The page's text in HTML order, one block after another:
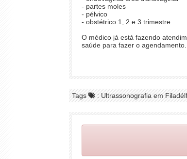
- partes moles
- pélvico
- obstétrico 1, 2 e 3 trimestre
O médico já está fazendo
saúde para fazer o agendamento.
Tags : Ultrassonografia em